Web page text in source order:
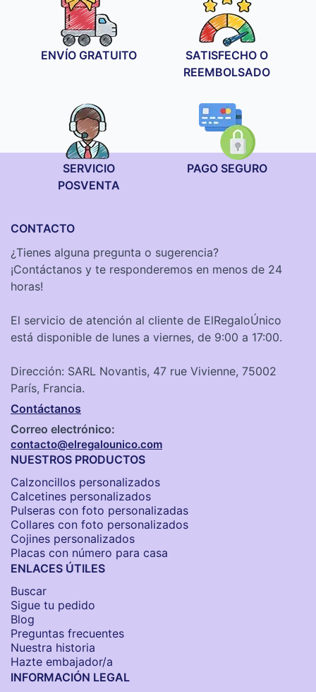
ENVÍO GRATUITO
SATISFECHO O
REEMBOLSADO
SERVICIO
POSVENTA
PAGO SEGURO
CONTACTO
¿Tienes alguna pregunta o sugerencia?
¡Contáctanos y te responderemos en menos de 24
horas!
El servicio de atención al cliente de ElRegaloÚnico
está disponible de lunes a viernes, de 9:00 a 17:00.
Dirección: SARL Novantis, 47 rue Vivienne, 75002
París, Francia.
Contáctanos
Correo electrónico:
contacto@elregalounico.com
NUESTROS PRODUCTOS
Calzoncillos personalizados​
Calcetines personalizados
Pulseras con foto personalizadas
Collares con foto personalizados
Cojines personalizados
Placas con número para casa
ENLACES ÚTILES
Buscar
Sigue tu pedido
Blog
Preguntas frecuentes
Nuestra historia
Hazte embajador/a
INFORMACIÓN LEGAL